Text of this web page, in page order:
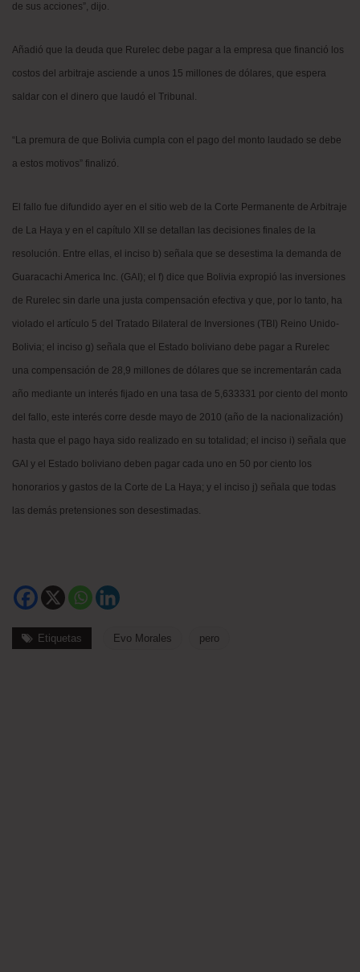
de sus acciones”, dijo.
Añadió que la deuda que Rurelec debe pagar a la empresa que financió los
costos del arbitraje asciende a unos 15 millones de dólares, que espera
saldar con el dinero que laudó el Tribunal.
“La premura de que Bolivia cumpla con el pago del monto laudado se debe
a estos motivos” finalizó.
El fallo fue difundido ayer en el sitio web de la Corte Permanente de Arbitraje
de La Haya y en el capítulo XII se detallan las decisiones finales de la
resolución. Entre ellas, el inciso b) señala que se desestima la demanda de
Guaracachi America Inc. (GAI); el f) dice que Bolivia expropió las inversiones
de Rurelec sin darle una justa compensación efectiva y que, por lo tanto, ha
violado el artículo 5 del Tratado Bilateral de Inversiones (TBI) Reino Unido-
Bolivia; el inciso g) señala que el Estado boliviano debe pagar a Rurelec
una compensación de 28,9 millones de dólares que se incrementarán cada
año mediante un interés fijado en una tasa de 5,633331 por ciento del monto
del fallo, este interés corre desde mayo de 2010 (año de la nacionalización)
hasta que el pago haya sido realizado en su totalidad; el inciso i) señala que
GAI y el Estado boliviano deben pagar cada uno en 50 por ciento los
honorarios y gastos de la Corte de La Haya; y el inciso j) señala que todas
las demás pretensiones son desestimadas.
Etiquetas Evo Morales pero